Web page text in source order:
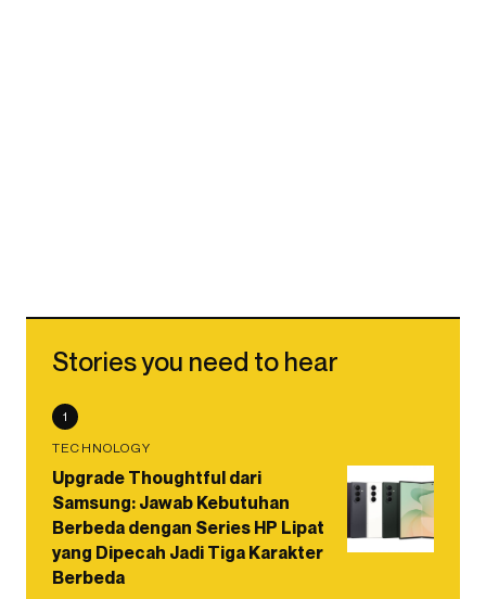
Stories you need to hear
1
TECHNOLOGY
Upgrade Thoughtful dari
Samsung: Jawab Kebutuhan
Berbeda dengan Series HP Lipat
yang Dipecah Jadi Tiga Karakter
Berbeda